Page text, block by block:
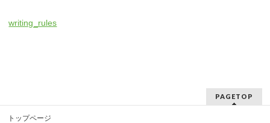
writing_rules
PAGETOP
トップページ